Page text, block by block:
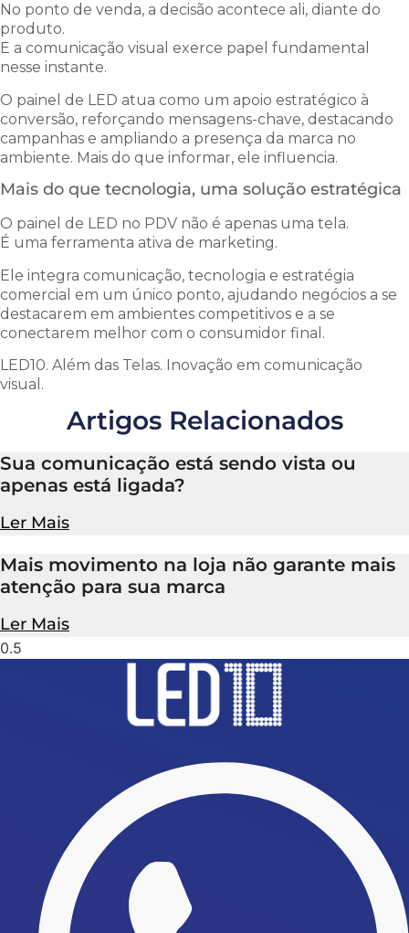
No ponto de venda, a decisão acontece ali, diante do
produto.
E a comunicação visual exerce papel fundamental
nesse instante.
O painel de LED atua como um apoio estratégico à
conversão, reforçando mensagens-chave, destacando
campanhas e ampliando a presença da marca no
ambiente. Mais do que informar, ele influencia.
Mais do que tecnologia, uma solução estratégica
O painel de LED no PDV não é apenas uma tela.
É uma ferramenta ativa de marketing.
Ele integra comunicação, tecnologia e estratégia
comercial em um único ponto, ajudando negócios a se
destacarem em ambientes competitivos e a se
conectarem melhor com o consumidor final.
LED10. Além das Telas. Inovação em comunicação
visual.
Artigos Relacionados
Sua comunicação está sendo vista ou
apenas está ligada?
Ler Mais
Mais movimento na loja não garante mais
atenção para sua marca
Ler Mais